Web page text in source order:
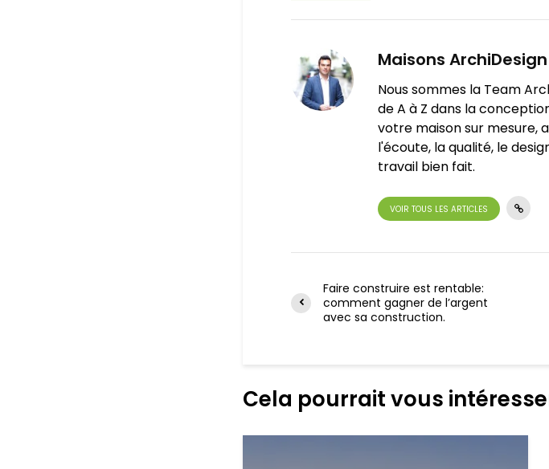
Maisons ArchiDesign
Nous sommes la Team
de A à Z dans la
votre maison sur mesure,
l'écoute, la qualité, le
travail bien fait.
VOIR TOUS LES ARTICLES
Faire construire est rentable:
comment gagner de l’argent
avec sa construction.
Cela pourrait vous